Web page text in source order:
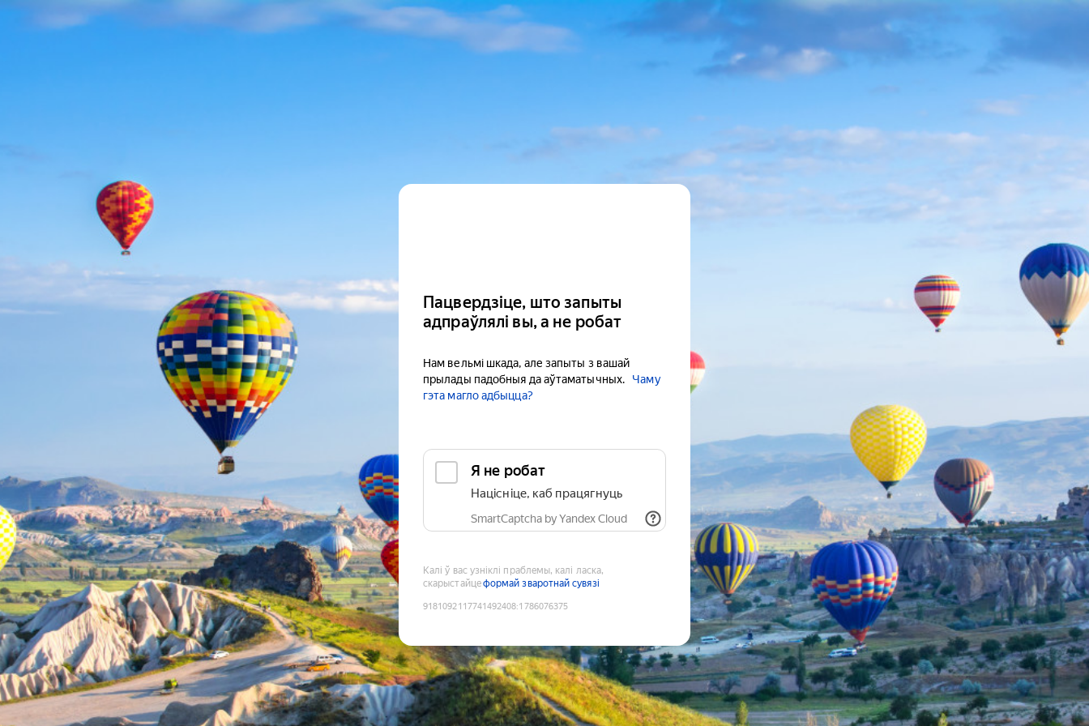
Пацвердзіце, што запыты
адпраўлялі вы, а не робат
Нам вельмі шкада, але запыты з вашай
прылады падобныя да аўтаматычных.
Чаму
гэта магло адбыцца?
Я не робат
Націсніце, каб працягнуць
SmartCaptcha by Yandex Cloud
Калі ў вас узніклі праблемы, калі ласка,
скарыстайцеформай зваротнай сувязі
9181092117741492408:1786076375